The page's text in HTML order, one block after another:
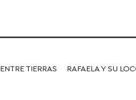
ENTRE TIERRAS RAFAELA Y SU